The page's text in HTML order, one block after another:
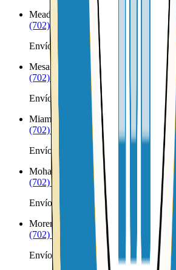
Meadview
(702) 879-8299
Envíos a Nicaragua desde Meadview
MesaAZ
(702) 879-8299
Envíos a Nicaragua desde Mesa
Miami
AZ
(702) 879-8299
Envíos a Nicaragua desde Miami
Mohave Valley
AZ
(702) 879-8299
Envíos a Nicaragua desde Mohave
Morenci
(702) 879-8299
Envíos a Nicaragua desde Morenci